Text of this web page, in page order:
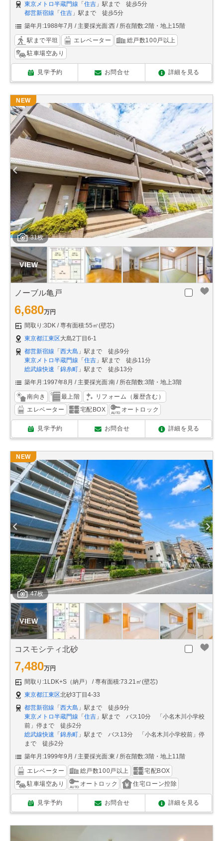
東京メトロ半蔵門線 「住吉 」駅まで 徒歩5分
都営新宿線 「住吉 」駅まで 徒歩5分
築年月:1988年7月
主要採光面:西 所在階数:2階・地上15階
駅まで平坦 エレベーター
総戸数100戸以上
駐車場空あり
見学予約 お問合せ 詳細を見る
31枚
NEW
ノーブル亀戸
6,680万円
間取り:3DK
専有面積:55㎡(壁芯)
東京都江東区大島2丁目6-1
都営新宿線 「 西大島 」駅まで 徒歩9分
東京メトロ半蔵門線 「 住吉 」駅まで 徒歩11分
総武線快速 「 錦糸町 」駅まで 徒歩13分
築年月:1997年8月
主要採光面:南 所在階数:3階・地上3階
南向き 最上階
リフォーム（履歴含む）
エレベーター
宅配BOX オートロック
見学予約 お問合せ 詳細を見る
47枚
NEW
コスモシティ北砂
7,480万円
間取り:1LDK+S（納戸）
専有面積:73.21㎡(壁芯)
東京都江東区北砂3丁目4-33
都営新宿線 「 西大島 」駅まで 徒歩9分
東京メトロ半蔵門線 「 住吉 」駅まで バス10分 「小名木川小学校
前」停まで 徒歩2分
総武線快速 「 錦糸町 」駅まで バス13分 「小名木川小学校前」停
まで 徒歩2分
築年月:1999年9月
主要採光面:東 所在階数:3階・地上11階
エレベーター 総戸数100戸以上
宅配BOX
駐車場空あり
オートロック 住宅ローン控除
見学予約 お問合せ 詳細を見る